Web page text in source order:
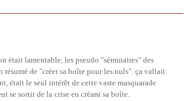
était lamentable, les pseudo "séminaires" des
de "créer sa boîte pour les nuls". ça vallait
était le seul intérêt de cette vaste masquarade
se sortir de la crise en créant sa boîte.